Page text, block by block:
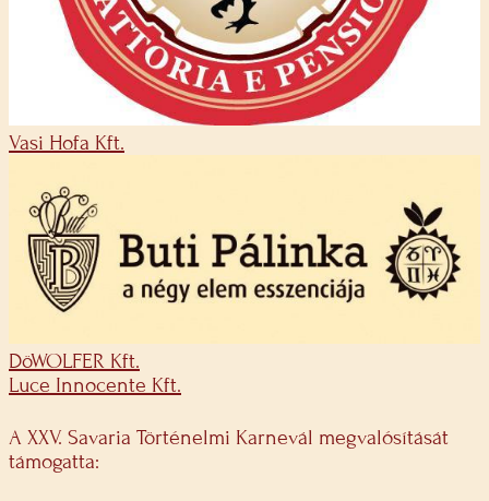
Vasi Hofa Kft.
DöWOLFER Kft.
Luce Innocente Kft.
A XXV. Savaria Történelmi Karnevál megvalósítását
támogatta: